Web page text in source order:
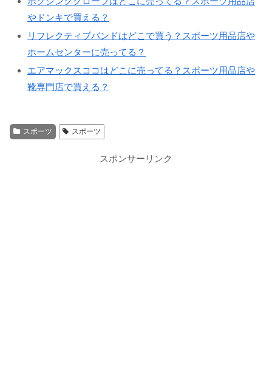
やドンキで買える？
リフレクティブバンドはどこで買う？スポーツ用品店や
ホームセンターに売ってる？
エアマックスココはどこに売ってる？スポーツ用品店や
靴専門店で買える？
スポーツ スポーツ
スポンサーリンク